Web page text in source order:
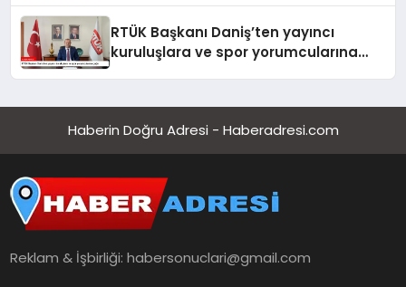
RTÜK Başkanı Daniş’ten yayıncı
kuruluşlara ve spor yorumcularına
Haberin Doğru Adresi - Haberadresi.com
Reklam & İşbirliği:habersonuclari@gmail.com